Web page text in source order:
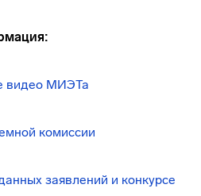
видео МИЭТа
комиссии
заявлений и конкурсе